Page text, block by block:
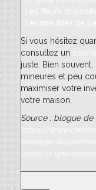
Si vous hésitez
consultez un
juste. Bien
mineures et peu
maximiser votre
votre maison.
Source : blogue de